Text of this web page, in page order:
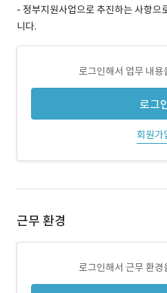
- 정부지원사업으로 추진하는 사항으
니다.
로그인해서 업무 내용
로그
회원가
근무 환경
로그인해서 근무 환경